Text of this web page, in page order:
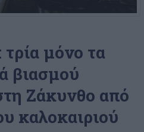
μόνο τα
βιασμού
Ζάκυνθο από
καλοκαιριού